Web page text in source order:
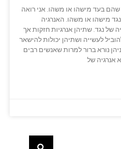
שהם בעד מישהו או משהו. אני רואה
מישהו או משהו. האנרגיה
של נגד. שתיהן אנרגיות חזקות אך
לעשייה ושתיהן יכולות להישאר
נורא ברור למרות שאנשים רבים
אנרגיה של